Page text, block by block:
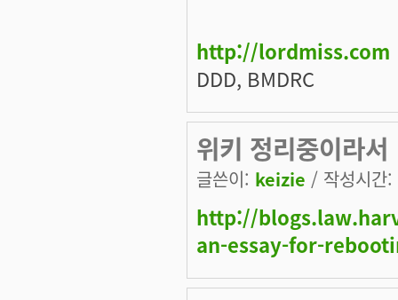
http://lordmiss.com
DDD, BMDRC
위키 정리중이라서
글쓴이: keizie / 작성시간
http://
an-essay-for-